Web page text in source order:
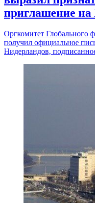
приглашение
Оргкомитет Глобального
получил официальное
Нидерландов,